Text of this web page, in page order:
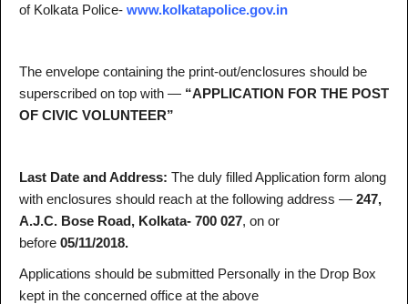
of Kolkata Police- www.kolkatapolice.gov.in
The envelope containing the print-out/enclosures should be
superscribed on top with — “APPLICATION FOR THE POST
OF CIVIC VOLUNTEER”
Last Date and Address: The duly filled Application form along
with enclosures should reach at the following address — 247,
A.J.C. Bose Road, Kolkata- 700 027, on or
before 05/11/2018.
Applications should be submitted Personally in the Drop Box
kept in the concerned office at the above